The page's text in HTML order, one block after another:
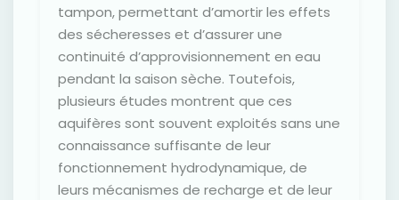
tampon, permettant d’amortir les effets
des sécheresses et d’assurer une
continuité d’approvisionnement en eau
pendant la saison sèche. Toutefois,
plusieurs études montrent que ces
aquifères sont souvent exploités sans une
connaissance suffisante de leur
fonctionnement hydrodynamique, de
leurs mécanismes de recharge et de leur